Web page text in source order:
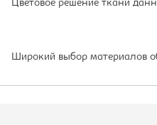
Цветовое решение ткани
Широкий выбор материалов